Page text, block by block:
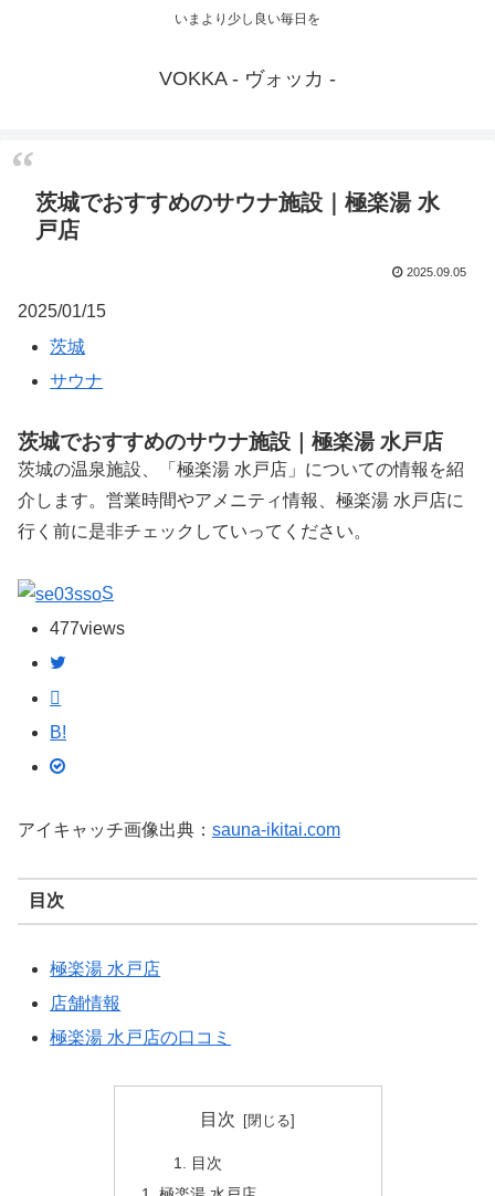
いまより少し良い毎日を
VOKKA - ヴォッカ -
茨城でおすすめのサウナ施設｜極楽湯 水
戸店
2025.09.05
2025/01/15
茨城
サウナ
茨城でおすすめのサウナ施設｜極楽湯 水戸店
茨城の温泉施設、「極楽湯 水戸店」についての情報を紹
介します。営業時間やアメニティ情報、極楽湯 水戸店に
行く前に是非チェックしていってください。
S
477views
B!
アイキャッチ画像出典： sauna-ikitai.com
目次
極楽湯 水戸店
店舗情報
極楽湯 水戸店の口コミ
目次
目次